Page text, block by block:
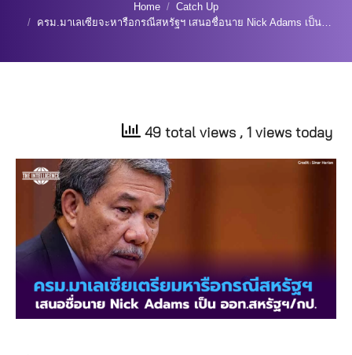
Home
Catch Up
ครม.มาเลเซียจะหารือกรณีสหรัฐฯ เสนอชื่อนาย Nick Adams เป็น…
49 total views , 1 views today